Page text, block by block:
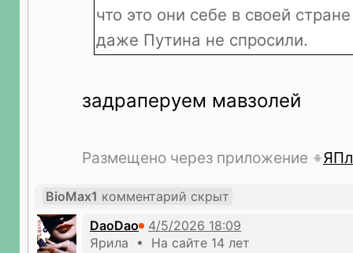
что это они себе в своей
даже Путина не спросили.
задраперуем мавзолей
Размещено через приложение
BioMax1 комментарий скрыт
DaoDao
Ярила • На сайте 14 лет